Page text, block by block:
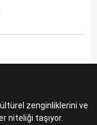
zenginliklerini ve
niteliği taşıyor.